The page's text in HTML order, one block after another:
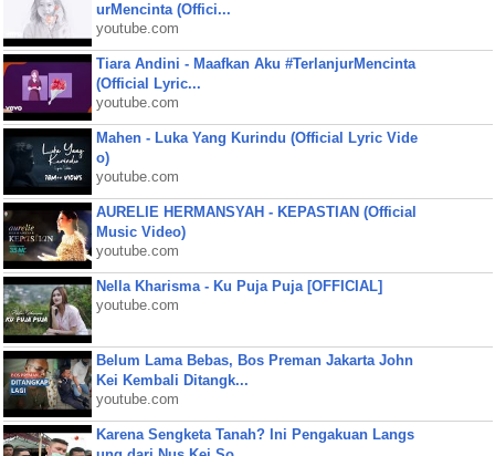
urMencinta (Offici...
youtube.com
Tiara Andini - Maafkan Aku #TerlanjurMencinta
(Official Lyric...
youtube.com
Mahen - Luka Yang Kurindu (Official Lyric Vide
o)
youtube.com
AURELIE HERMANSYAH - KEPASTIAN (Official
Music Video)
youtube.com
Nella Kharisma - Ku Puja Puja [OFFICIAL]
youtube.com
Belum Lama Bebas, Bos Preman Jakarta John
Kei Kembali Ditangk...
youtube.com
Karena Sengketa Tanah? Ini Pengakuan Langs